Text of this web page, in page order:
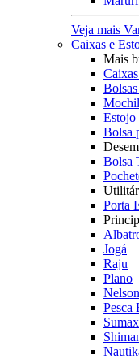
Veja mais
Caixas e
Mais
Bolsas
Estojo
Bolsa
Bolsa
Porta
Jogá
Raju
Plano
Pesca
Sumax